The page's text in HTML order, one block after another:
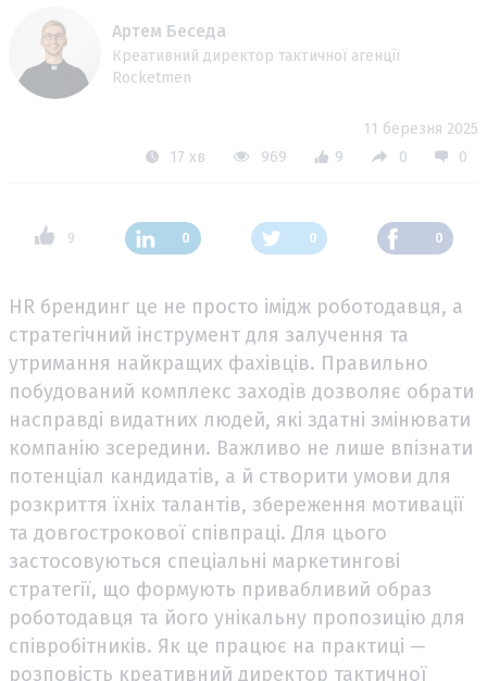
Артем Беседа
Креативний директор тактичної агенції
Rocketmen
11 березня 2025
17 хв
969 9 0 0
9 0 0 0
HR брендинг це не просто імідж роботодавця, а
стратегічний інструмент для залучення та
утримання найкращих фахівців. Правильно
побудований комплекс заходів дозволяє обрати
насправді видатних людей, які здатні змінювати
компанію зсередини. Важливо не лише впізнати
потенціал кандидатів, а й створити умови для
розкриття їхніх талантів, збереження мотивації
та довгострокової співпраці. Для цього
застосовуються спеціальні маркетингові
стратегії, що формують привабливий образ
роботодавця та його унікальну пропозицію для
співробітників. Як це працює на практиці —
розповість креативний директор тактичної